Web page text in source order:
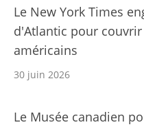
Le New York Times
d'Atlantic pour couvrir
américains
30 juin 2026
Le Musée canadien